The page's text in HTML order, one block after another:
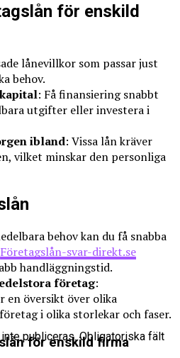
för enskild
lånevillkor som passar just
behov.
: Få finansiering snabbt
utgifter eller investera i
ibland: Vissa lån kräver
vilket minskar den personliga
behov kan du få snabba
Företagslån-svar-direkt.se
handläggningstid.
företag:
en översikt över olika
i olika storlekar och faser.
för enskild firma
publiceras. Obligatoriska fält